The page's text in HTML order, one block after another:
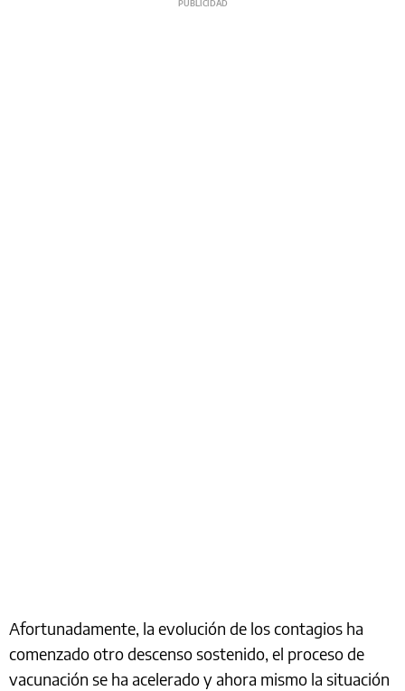
Afortunadamente, la evolución de los contagios ha
comenzado otro descenso sostenido, el proceso de
vacunación se ha acelerado y ahora mismo la situación